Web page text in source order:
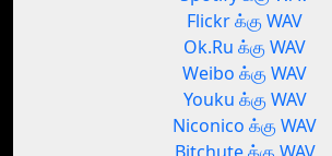
Flickr க்கு WAV
Ok.Ru க்கு WAV
Weibo க்கு WAV
Youku க்கு WAV
Niconico க்கு WAV